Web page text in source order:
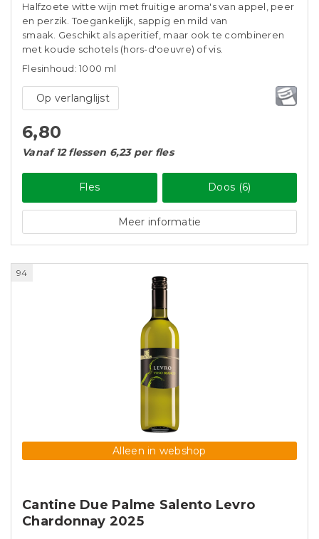
Halfzoete witte wijn met fruitige aroma's van appel, peer
en perzik. Toegankelijk, sappig en mild van
smaak. Geschikt als aperitief, maar ook te combineren
met koude schotels (hors-d'oeuvre) of vis.
Flesinhoud: 1000 ml
Op verlanglijst
6,80
Vanaf 12 flessen 6,23 per fles
Fles Doos (6)
Meer informatie
94
Alleen in webshop
Cantine Due Palme Salento Levro
Chardonnay 2025